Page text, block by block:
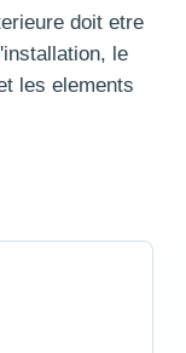
doit etre
le
les elements